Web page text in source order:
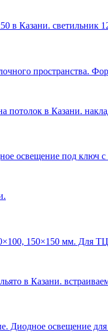
в Казани. светильник
пространства.
потолок в Казани.
освещение под ключ с
.
150×150 мм. Для
в Казани.
Диодное освещение